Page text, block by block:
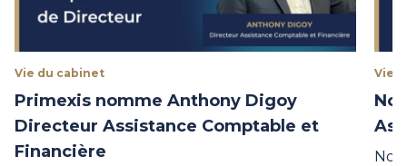
Vie du cabinet
Primexis nomme Anthony Digoy
Directeur Assistance Comptable et
Financière
Vie